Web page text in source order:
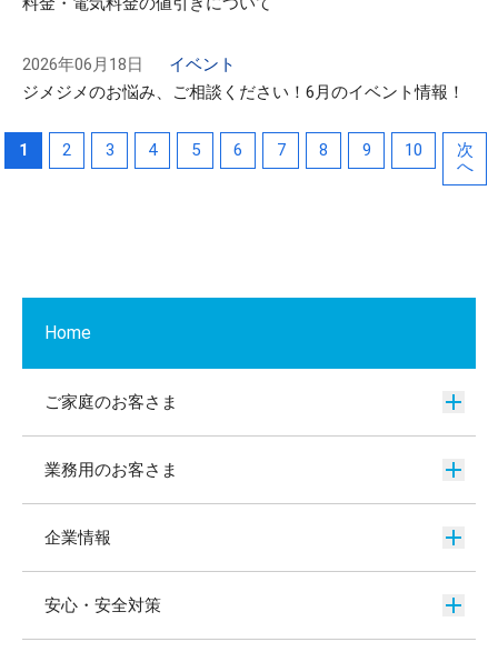
2026年06月18日
イベント
ジメジメのお悩み、ご相談ください！6月のイベント情報！
1 2 3 4 5 6 7 8 9 10
次
へ
Home
ご家庭のお客さま
業務用のお客さま
企業情報
安心・安全対策